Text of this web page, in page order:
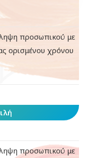
προσωπικού με
ορισμένου χρόνου
προσωπικού με